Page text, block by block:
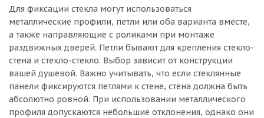
Для фиксации стекла могут использоваться
металлические профили, петли или оба варианта вместе,
а также направляющие с роликами при монтаже
раздвижных дверей. Петли бывают для крепления стекло-
стена и стекло-стекло. Выбор зависит от конструкции
вашей душевой. Важно учитывать, что если стеклянные
панели фиксируются петлями к стене, стена должна быть
абсолютно ровной. При использовании металлического
профиля допускаются небольшие отклонения, однако они